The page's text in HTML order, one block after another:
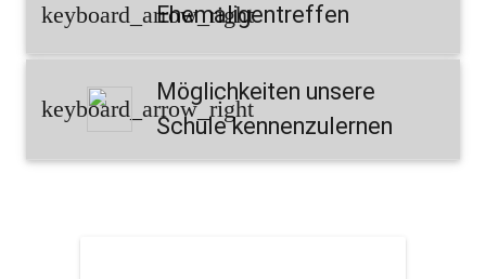
keyboard_arrow_rightEhemaligentreffen
keyboard_arrow_right
Möglichkeiten unsere
Schule kennenzulernen